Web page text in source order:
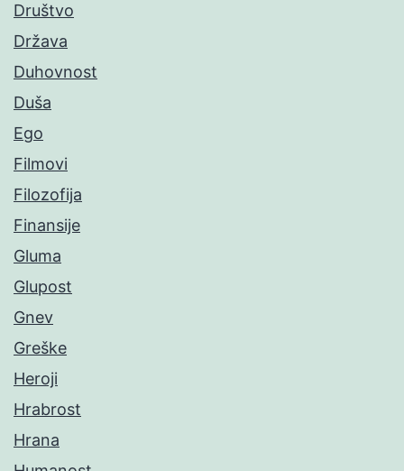
Društvo
Država
Duhovnost
Duša
Ego
Filmovi
Filozofija
Finansije
Gluma
Glupost
Gnev
Greške
Heroji
Hrabrost
Hrana